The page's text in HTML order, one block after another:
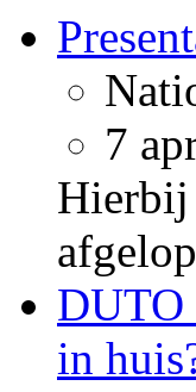
7
Hierbij
DUTO
in